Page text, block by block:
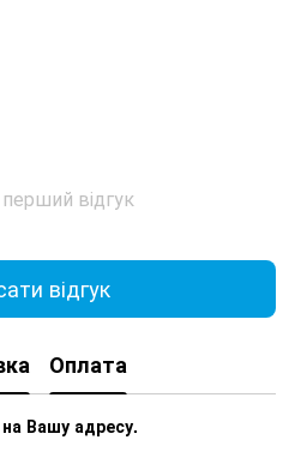
відгук
відгук
Оплата
Вашу адресу.